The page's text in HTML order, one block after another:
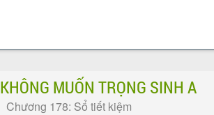
MUỐN TRỌNG SINH A
Chương 178: Sổ tiết kiệm